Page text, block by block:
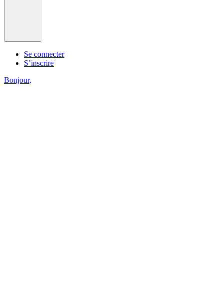
Se connecter
S’inscrire
Bonjour,